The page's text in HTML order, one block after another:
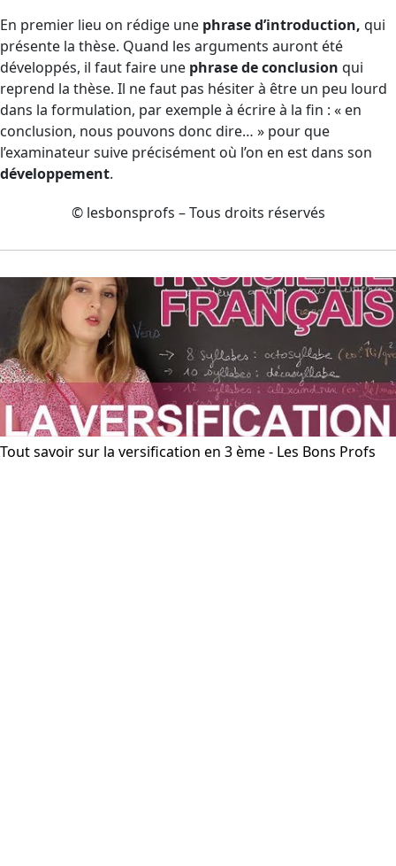
En premier lieu on rédige une phrase d’introduction, qui
présente la thèse. Quand les arguments auront été
développés, il faut faire une phrase de conclusion qui
reprend la thèse. Il ne faut pas hésiter à être un peu lourd
dans la formulation, par exemple à écrire à la fin : « en
conclusion, nous pouvons donc dire… » pour que
l’examinateur suive précisément où l’on en est dans son
développement.
© lesbonsprofs – Tous droits réservés
Tout savoir sur la versification en 3 ème - Les Bons Profs